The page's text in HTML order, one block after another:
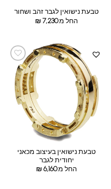
טבעת נישואין לגבר זהב ושחור
החל מ:
₪7,230
טבעת נישואין בעיצוב מכאני
יחודית לגבר
החל מ:
₪6,160